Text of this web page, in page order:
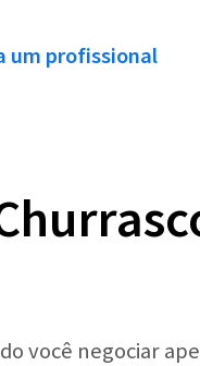
um profissional
você negociar